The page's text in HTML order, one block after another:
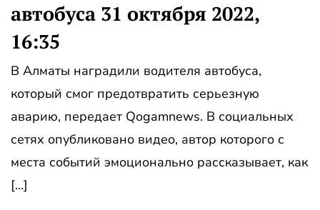
автобуса 31 октября 2022,
16:35
В Алматы наградили водителя автобуса,
который смог предотвратить серьезную
аварию, передает Qogamnews. В социальных
сетях опубликовано видео, автор которого с
места событий эмоционально рассказывает, как
[…]